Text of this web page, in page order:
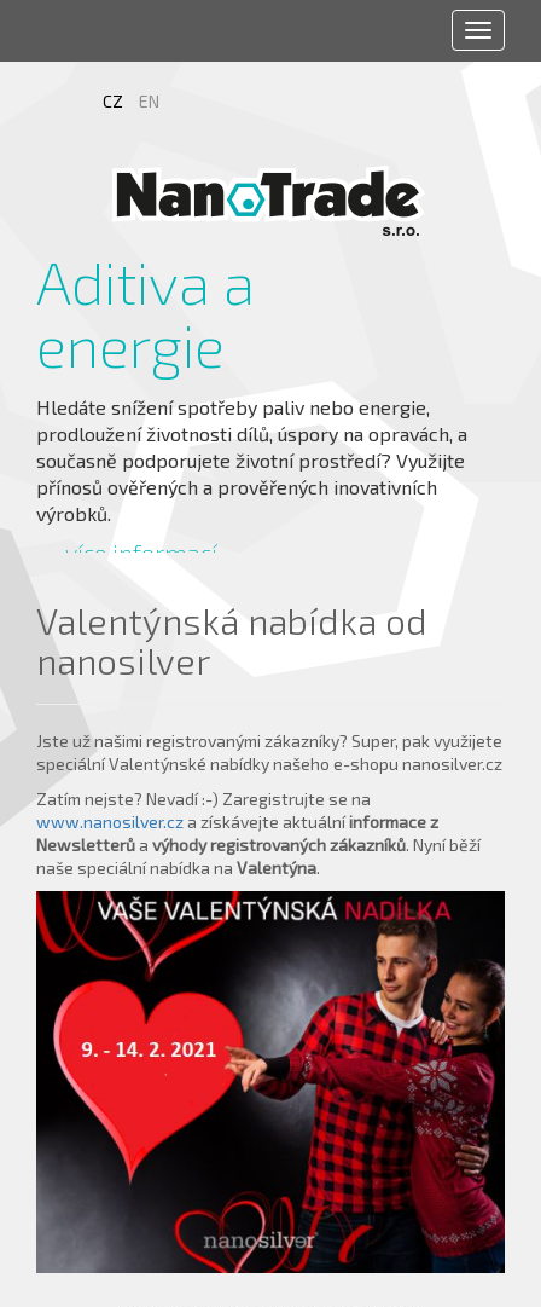
CZ EN
Aditiva a
energie
Hledáte snížení spotřeby paliv nebo energie,
prodloužení životnosti dílů, úspory na opravách, a
současně podporujete životní prostředí? Využijte
přínosů ověřených a prověřených inovativních
výrobků.
více informací ...
Valentýnská nabídka od
nanosilver
Jste už našimi registrovanými zákazníky? Super, pak využijete
speciální Valentýnské nabídky našeho e-shopu nanosilver.cz
Zatím nejste? Nevadí :-) Zaregistrujte se na
www.nanosilver.cza získávejte aktuálníinformace z
Newsletterůa výhody registrovaných zákazníků. Nyní běží
naše speciální nabídka na Valentýna.
Toggle